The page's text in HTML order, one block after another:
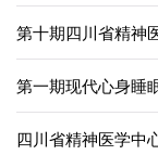
第十期四川省精神
第一期现代心身睡
四川省精神医学中